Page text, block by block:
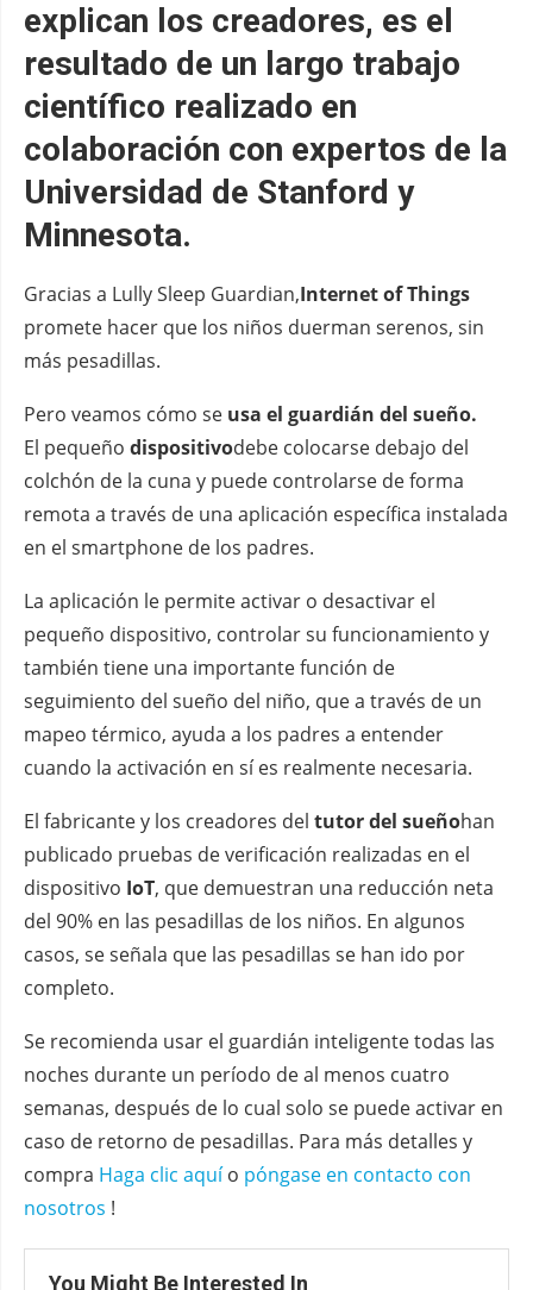
explican los creadores, es el
resultado de un largo trabajo
científico realizado en
colaboración con expertos de la
Universidad de Stanford y
Minnesota.
Gracias a Lully Sleep Guardian,Internet of Things
promete hacer que los niños duerman serenos, sin
más pesadillas.
Pero veamos cómo se usa el guardián del sueño.
El pequeño dispositivodebe colocarse debajo del
colchón de la cuna y puede controlarse de forma
remota a través de una aplicación específica instalada
en el smartphone de los padres.
La aplicación le permite activar o desactivar el
pequeño dispositivo, controlar su funcionamiento y
también tiene una importante función de
seguimiento del sueño del niño, que a través de un
mapeo térmico, ayuda a los padres a entender
cuando la activación en sí es realmente necesaria.
El fabricante y los creadores del tutor del sueñohan
publicado pruebas de verificación realizadas en el
dispositivo IoT, que demuestran una reducción neta
del 90% en las pesadillas de los niños. En algunos
casos, se señala que las pesadillas se han ido por
completo.
Se recomienda usar el guardián inteligente todas las
noches durante un período de al menos cuatro
semanas, después de lo cual solo se puede activar en
caso de retorno de pesadillas. Para más detalles y
compra Haga clic aquío póngase en contacto con
nosotros !
You Might Be Interested In